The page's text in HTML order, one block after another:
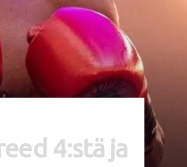
4:stä ja